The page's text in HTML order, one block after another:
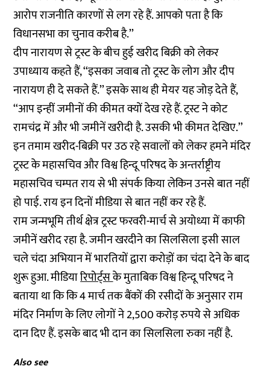
आरोप राजनीति कारणों से लग रहे हैं. आपको पता है कि
विधानसभा का चुनाव करीब है.’’
दीप नारायण से ट्रस्ट के बीच हुई खरीद बिक्री को लेकर
उपाध्याय कहते हैं, ‘‘इसका जवाब तो ट्रस्ट के लोग और दीप
नारायण ही दे सकते हैं.’’ इसके साथ ही मेयर यह जोड़ देते हैं,
‘‘आप इन्हीं जमीनों की कीमत क्यों देख रहे हैं. ट्रस्ट ने कोट
रामचंद्र में और भी जमीनें खरीदी है. उसकी भी कीमत देखिए.’’
इन तमाम खरीद-बिक्री पर उठ रहे सवालों को लेकर हमने मंदिर
ट्रस्ट के महासचिव और विश्व हिन्दू परिषद के अन्तर्राष्ट्रीय
महासचिव चम्पत राय से भी संपर्क किया लेकिन उनसे बात नहीं
हो पाई. राय इन दिनों मीडिया से बात नहीं कर रहे हैं.
राम जन्मभूमि तीर्थ क्षेत्र ट्रस्ट फरवरी-मार्च से अयोध्या में काफी
जमीनें खरीद रहा है. जमीन खरदीने का सिलसिला इसी साल
चले चंदा अभियान में भारतियों द्वारा करोड़ों का चंदा देने के बाद
शुरू हुआ. मीडियारिपोर्ट्सके मुताबिक विश्व हिन्दू परिषद ने
बताया था कि कि 4 मार्च तक बैंकों की रसीदों के अनुसार राम
मंदिर निर्माण के लिए लोगों ने 2,500 करोड़ रुपये से अधिक
दान दिए हैं. इसके बाद भी दान का सिलसिला रुका नहीं है.
Also see